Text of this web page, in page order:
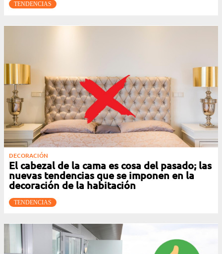
TENDENCIAS
DECORACIÓN
El cabezal de la cama es cosa del pasado; las
nuevas tendencias que se imponen en la
decoración de la habitación
TENDENCIAS